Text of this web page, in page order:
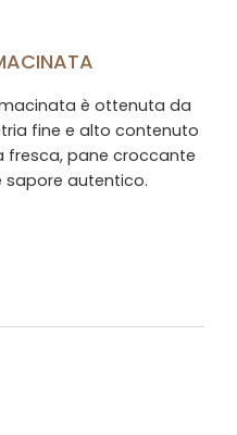
è ottenuta da
fine e alto contenuto
fresca, pane croccante
autentico.